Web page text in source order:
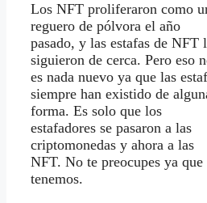
Los NFT proliferaron como
reguero de pólvora el año
pasado, y las estafas de NFT
siguieron de cerca. Pero eso
es nada nuevo ya que las
siempre han existido de
forma. Es solo que los
estafadores se pasaron a las
criptomonedas y ahora a las
NFT. No te preocupes ya que
tenemos.